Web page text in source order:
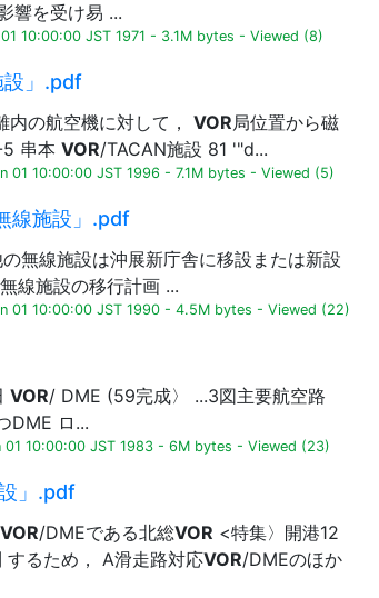
響を受け易 ...
10:00:00 JST 1971 - 3.1M bytes - Viewed (8)
設」.pdf
の航空機に対して， VOR局位置から磁
串本 VOR/TACAN施設 81 '"d...
01 10:00:00 JST 1996 - 7.1M bytes - Viewed (5)
線施設」.pdf
無線施設は沖展新庁舎に移設または新設
線施設の移行計画 ...
01 10:00:00 JST 1990 - 4.5M bytes - Viewed (22)
VOR/ DME (59完成〉 ...3図主要航空路
DME ロ...
10:00:00 JST 1983 - 6M bytes - Viewed (23)
」.pdf
VOR/DMEである北総VOR <特集〉開港12
するため， A滑走路対応VOR/DMEのほか